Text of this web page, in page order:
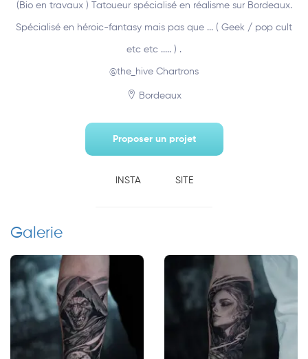
(Bio en travaux ) Tatoueur spécialisé en réalisme sur Bordeaux.
Spécialisé en héroic-fantasy mais pas que ... ( Geek / pop cult
etc etc ..... ) .
@the_hive Chartrons
Bordeaux
Proposer un projet
INSTA SITE
Galerie